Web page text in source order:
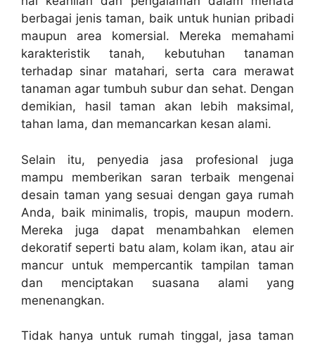
berbagai jenis taman, baik untuk hunian pribadi
maupun area komersial. Mereka memahami
karakteristik tanah, kebutuhan tanaman
terhadap sinar matahari, serta cara merawat
tanaman agar tumbuh subur dan sehat. Dengan
demikian, hasil taman akan lebih maksimal,
tahan lama, dan memancarkan kesan alami.
Selain itu, penyedia jasa profesional juga
mampu memberikan saran terbaik mengenai
desain taman yang sesuai dengan gaya rumah
Anda, baik minimalis, tropis, maupun modern.
Mereka juga dapat menambahkan elemen
dekoratif seperti batu alam, kolam ikan, atau air
mancur untuk mempercantik tampilan taman
dan menciptakan suasana alami yang
menenangkan.
Tidak hanya untuk rumah tinggal, jasa taman